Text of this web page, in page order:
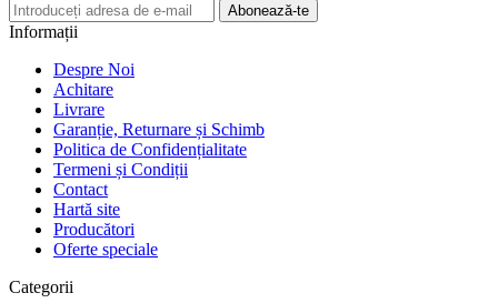
Abonează-te
Informații
Despre Noi
Achitare
Livrare
Garanție, Returnare și Schimb
Politica de Confidențialitate
Termeni și Condiții
Contact
Hartă site
Producători
Oferte speciale
Categorii